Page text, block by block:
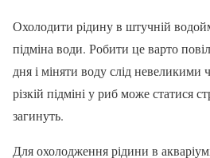
Охолодити рідину в штучній
підміна води. Робити це варто
дня і міняти воду слід
різкій підміні у риб може статися
загинуть.
Для охолодження рідини в